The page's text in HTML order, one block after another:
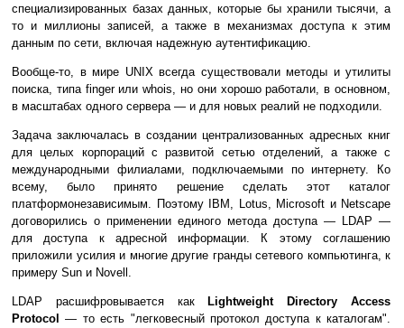
специализированных базах данных, которые бы хранили тысячи, а
то и миллионы записей, а также в механизмах доступа к этим
данным по сети, включая надежную аутентификацию.
Вообще-то, в мире UNIX всегда существовали методы и утилиты
поиска, типа finger или whois, но они хорошо работали, в основном,
в масштабах одного сервера — и для новых реалий не подходили.
Задача заключалась в создании централизованных адресных книг
для целых корпораций с развитой сетью отделений, а также с
международными филиалами, подключаемыми по интернету. Ко
всему, было принято решение сделать этот каталог
платформонезависимым. Поэтому IBM, Lotus, Microsoft и Netscape
договорились о применении единого метода доступа — LDAP —
для доступа к адресной информации. К этому соглашению
приложили усилия и многие другие гранды сетевого компьютинга, к
примеру Sun и Novell.
LDAP расшифровывается как
Lightweight Directory Access
Protocol
— то есть "легковесный протокол доступа к каталогам".